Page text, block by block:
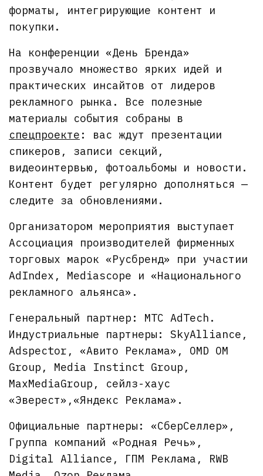
форматы, интегрирующие контент и
покупки.
На конференции «День Бренда»
прозвучало множество ярких идей и
практических инсайтов от лидеров
рекламного рынка. Все полезные
материалы события собраны в
спецпроекте : вас ждут презентации
спикеров, записи секций,
видеоинтервью, фотоальбомы и новости.
Контент будет регулярно дополняться —
следите за обновлениями.
Организатором мероприятия выступает
Ассоциация производителей фирменных
торговых марок «Русбренд» при участии
AdIndex, Mediascope и «Национального
рекламного альянса».
Генеральный партнер: МТС AdTech.
Индустриальные партнеры: SkyAlliance,
Adspector, «Авито Реклама», OMD OM
Group, Media Instinct Group,
MaxMediaGroup, сейлз-хаус
«Эверест»,«Яндекс Реклама».
Официальные партнеры: «СберСеллер»,
Группа компаний «Родная Речь»,
Digital Alliance, ГПМ Реклама, RWB